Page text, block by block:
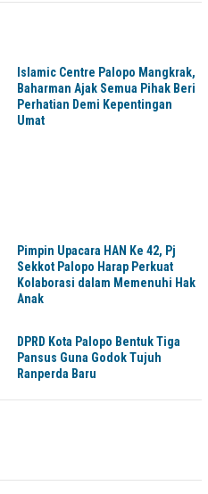
Islamic Centre Palopo Mangkrak,
Baharman Ajak Semua Pihak Beri
Perhatian Demi Kepentingan
Umat
Pimpin Upacara HAN Ke 42, Pj
Sekkot Palopo Harap Perkuat
Kolaborasi dalam Memenuhi Hak
Anak
DPRD Kota Palopo Bentuk Tiga
Pansus Guna Godok Tujuh
Ranperda Baru